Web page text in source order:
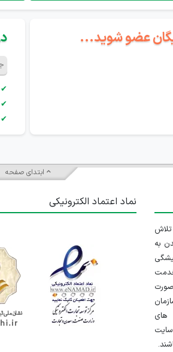
عضو شوید...
✔
✔
✔
ابتدای صفحه
شد و با تلاش
به
صورت
های
سایت
نماد اعتماد الکترونیکی